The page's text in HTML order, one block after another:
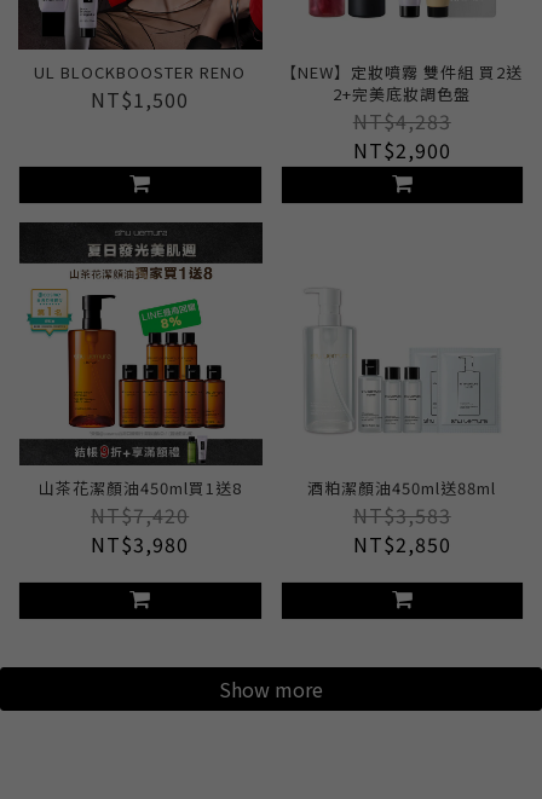
UL BLOCKBOOSTER RENO
NT$1,500
【NEW】定妝噴霧 雙件組 買2送
2+完美底妝調色盤
NT$4,283
NT$2,900
山茶花潔顏油450ml買1送8
NT$7,420
NT$3,980
酒粕潔顏油450ml送88ml
NT$3,583
NT$2,850
Show more